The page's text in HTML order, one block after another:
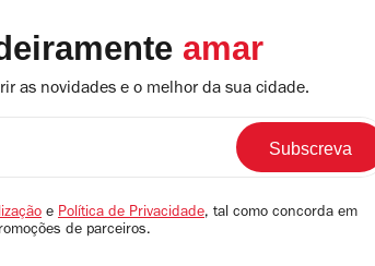
amar
as novidades e o melhor da sua cidade.
e Política de Privacidade, tal como concorda em
de parceiros.